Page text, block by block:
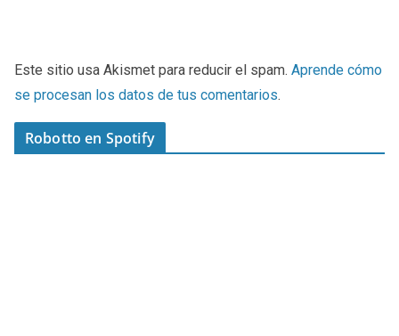
Este sitio usa Akismet para reducir el spam. Aprende cómo
se procesan los datos de tus comentarios.
Robotto en Spotify